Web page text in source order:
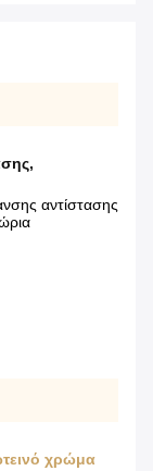
,
αντίστασης
χρώμα